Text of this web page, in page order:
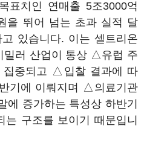
표치인 연매출 5조3000억
을 뛰어 넘는 초과 실적 달
있습니다. 이는 셀트리온
밀러 산업이 통상 △유럽 주
집중되고 △입찰 결과에 따
기에 이뤄지며 △의료기관
에 증가하는 특성상 하반기
구조를 보이기 때문입니